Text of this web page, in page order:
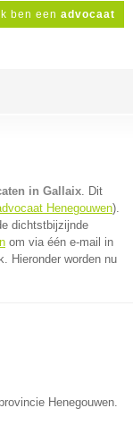
Ik ben een advocaat
in Gallaix. Dit
Henegouwen).
dichtstbijzijnde
om via één e-mail in
Hieronder worden nu
Henegouwen.